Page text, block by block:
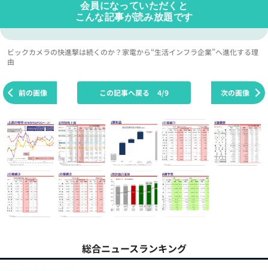
会員になっていただくと
こんな記事が読み放題です
ビックカメラの快進撃は続くのか？家電から“生活インフラ企業”へ進化する理
由
前の画像 次の画像
この記事へ戻る 4/9
総合ニュースランキング